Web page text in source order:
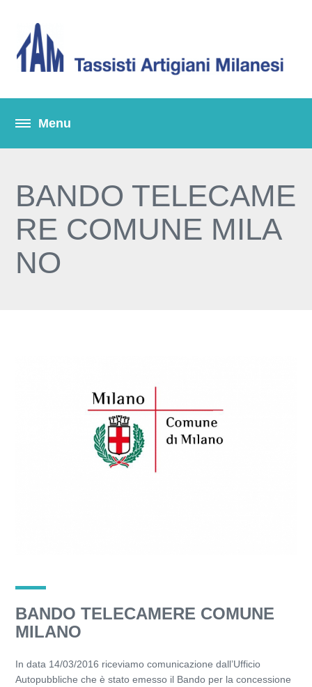
BANDO TELECAME
RE COMUNE MILA
NO
BANDO TELECAMERE COMUNE
MILANO
In data 14/03/2016 riceviamo comunicazione dall’Ufficio
Autopubbliche che è stato emesso il Bando per la concessione